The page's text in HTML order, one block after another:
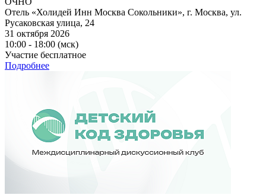
Отель «Холидей Инн Москва Сокольники», г. Москва, ул.
Русаковская улица, 24
31 октября 2026
10:00 - 18:00 (мск)
Участие бесплатное
Подробнее